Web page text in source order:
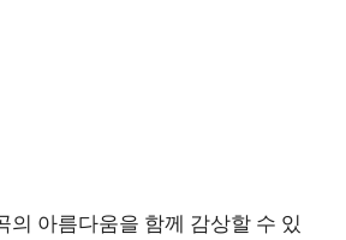
의 아름다움을 함께 감상할 수 있